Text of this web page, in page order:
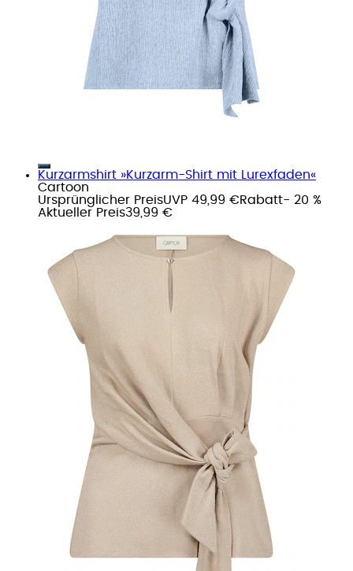
Kurzarmshirt »Kurzarm-Shirt mit Lurexfaden«
Cartoon
Ursprünglicher PreisUVP 49,99 €Rabatt- 20 %
Aktueller Preis39,99 €